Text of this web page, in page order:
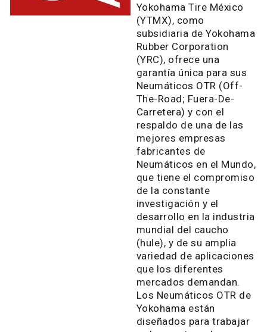
Yokohama Tire México
(YTMX), como
subsidiaria de Yokohama
Rubber Corporation
(YRC), ofrece una
garantía única para sus
Neumáticos OTR (Off-
The-Road; Fuera-De-
Carretera) y con el
respaldo de una de las
mejores empresas
fabricantes de
Neumáticos en el Mundo,
que tiene el compromiso
de la constante
investigación y el
desarrollo en la industria
mundial del caucho
(hule), y de su amplia
variedad de aplicaciones
que los diferentes
mercados demandan.
Los Neumáticos OTR de
Yokohama están
diseñados para trabajar